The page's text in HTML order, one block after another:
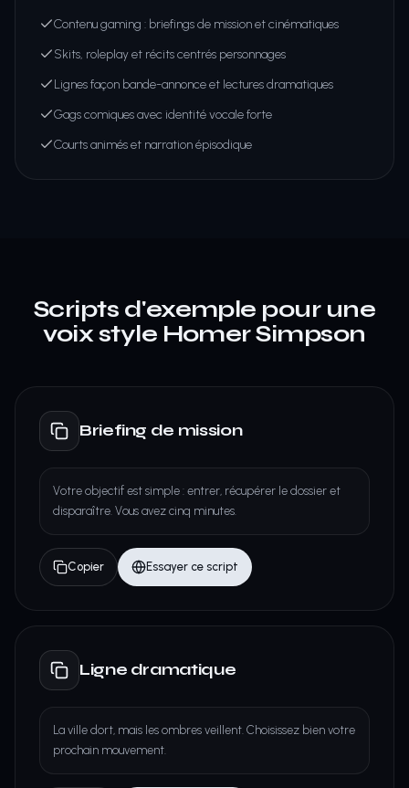
Contenu gaming : briefings de mission et cinématiques
Skits, roleplay et récits centrés personnages
Lignes façon bande-annonce et lectures dramatiques
Gags comiques avec identité vocale forte
Courts animés et narration épisodique
Scripts d'exemple pour une
voix style Homer Simpson
Briefing de mission
Votre objectif est simple : entrer, récupérer le dossier et
disparaître. Vous avez cinq minutes.
Copier Essayer ce script
Ligne dramatique
La ville dort, mais les ombres veillent. Choisissez bien votre
prochain mouvement.